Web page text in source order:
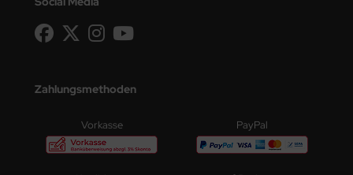
Zahlungsmethoden
Vorkasse PayPal